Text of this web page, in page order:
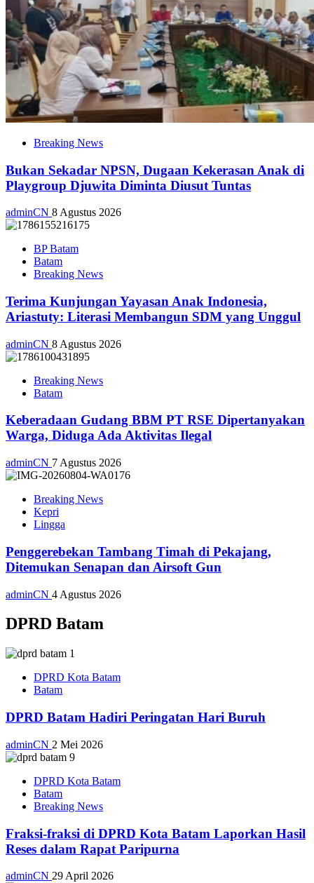
Breaking News
Bukan Sekadar NPSN, Dugaan Kekerasan Anak di
Playgroup Djuwita Diminta Diusut Tuntas
adminCN 8 Agustus 2026
BP Batam
Batam
Breaking News
Terima Kunjungan Yayasan Anak Indonesia,
Ariastuty: Literasi Membangun SDM yang Unggul
adminCN 8 Agustus 2026
Breaking News
Batam
Keberadaan Gudang BBM PT RSE Dipertanyakan
Warga, Diduga Ada Aktivitas Ilegal
adminCN 7 Agustus 2026
Breaking News
Kepri
Lingga
Penggerebekan Tambang Timah di Pekajang,
Ditemukan Senapan dan Airsoft Gun
adminCN 4 Agustus 2026
DPRD Batam
DPRD Kota Batam
Batam
DPRD Batam Hadiri Peringatan Hari Buruh
adminCN 2 Mei 2026
DPRD Kota Batam
Batam
Breaking News
Fraksi-fraksi di DPRD Kota Batam Laporkan Hasil
Reses dalam Rapat Paripurna
adminCN 29 April 2026